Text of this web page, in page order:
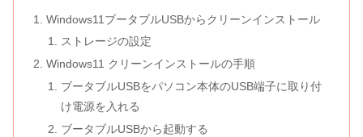
Windows11ブータブルUSBからクリーンインストール
ストレージの設定
Windows11 クリーンインストールの手順
ブータブルUSBをパソコン本体のUSB端子に取り付
け電源を入れる
ブータブルUSBから起動する